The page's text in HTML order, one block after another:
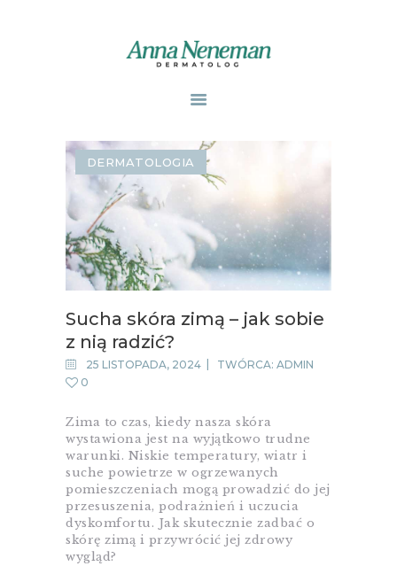
PUBLIKACJE
ZABIEGI
O MNIE
GABINETY
WPISY
KONTAKT
DERMATOLOGIA
Sucha skóra zimą – jak sobie
z nią radzić?
25 LISTOPADA, 2024 TWÓRCA: ADMIN
0
Zima to czas, kiedy nasza skóra
wystawiona jest na wyjątkowo trudne
warunki. Niskie temperatury, wiatr i
suche powietrze w ogrzewanych
pomieszczeniach mogą prowadzić do jej
przesuszenia, podrażnień i uczucia
dyskomfortu. Jak skutecznie zadbać o
skórę zimą i przywrócić jej zdrowy
wygląd?